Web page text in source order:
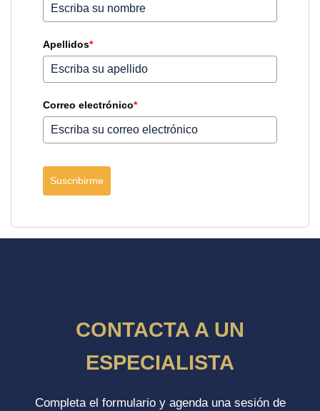
Apellidos*
Correo electrónico*
Suscribirme
CONTACTA A UN
ESPECIALISTA
Completa el formulario y agenda una sesión de